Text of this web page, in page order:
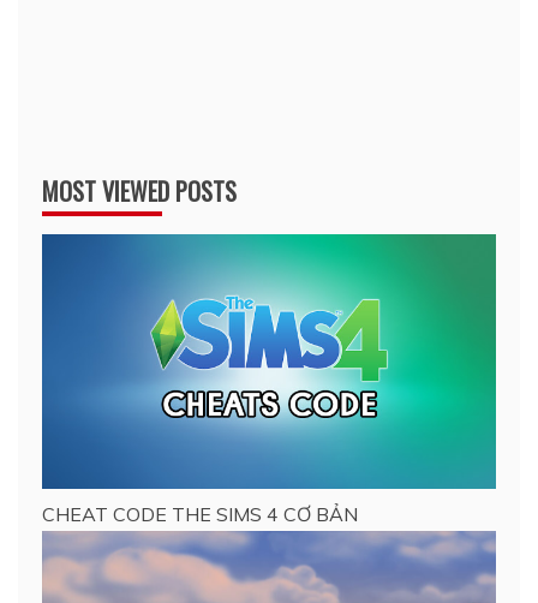
MOST VIEWED POSTS
CHEAT CODE THE SIMS 4 CƠ BẢN